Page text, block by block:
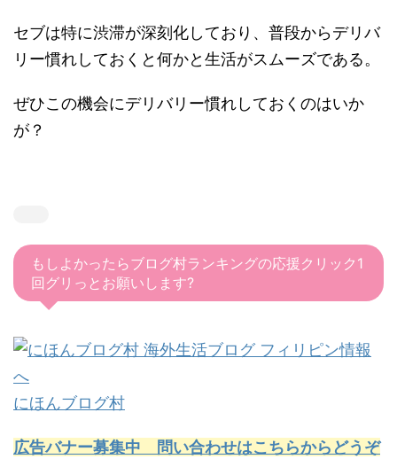
セブは特に渋滞が深刻化しており、普段からデリバ
リー慣れしておくと何かと生活がスムーズである。
ぜひこの機会にデリバリー慣れしておくのはいか
が？
もしよかったらブログ村ランキングの応援クリック1
回グリっとお願いします?
にほんブログ村
広告バナー募集中 問い合わせはこちらからどうぞ